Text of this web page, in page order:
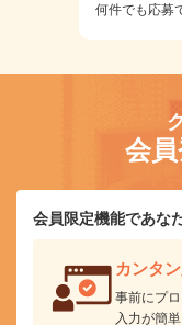
何件でも応募
会
会員限定機能であな
カンタ
事前にプ
入力が簡